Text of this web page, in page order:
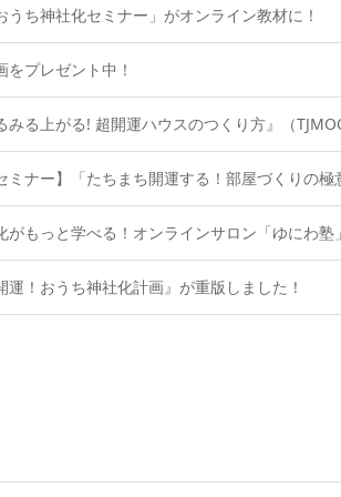
うち神社化セミナー」がオンライン教材に！
をプレゼント中！
がもっと学べる！オンラインサロン「ゆにわ塾」
運！おうち神社化計画』が重版しました！